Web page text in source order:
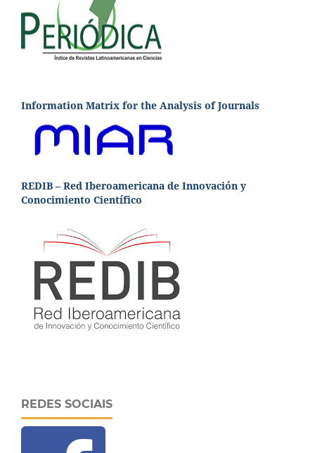
Information Matrix for the Analysis of Journals
REDIB – Red Iberoamericana de Innovación y
Conocimiento Científico
REDES SOCIAIS